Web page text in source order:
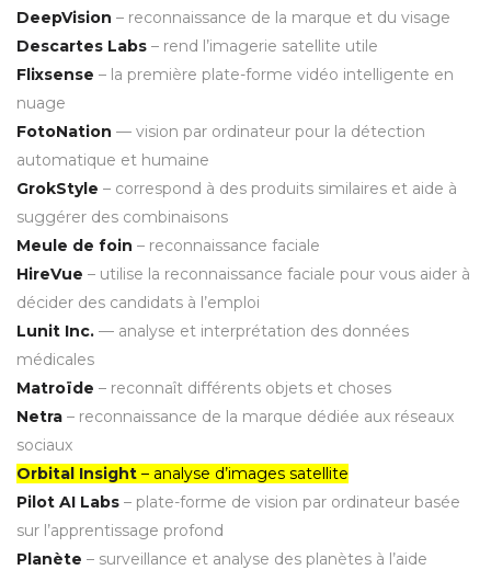
DeepVision – reconnaissance de la marque et du visage
Descartes Labs – rend l’imagerie satellite utile
Flixsense – la première plate-forme vidéo intelligente en
nuage
FotoNation — vision par ordinateur pour la détection
automatique et humaine
GrokStyle – correspond à des produits similaires et aide à
suggérer des combinaisons
Meule de foin – reconnaissance faciale
HireVue – utilise la reconnaissance faciale pour vous aider à
décider des candidats à l’emploi
Lunit Inc. — analyse et interprétation des données
médicales
Matroïde – reconnaît différents objets et choses
Netra – reconnaissance de la marque dédiée aux réseaux
sociaux
Orbital Insight – analyse d’images satellite
Pilot AI Labs – plate-forme de vision par ordinateur basée
sur l’apprentissage profond
Planète – surveillance et analyse des planètes à l’aide